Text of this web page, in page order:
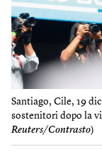
Santiago, Cile, 19
sostenitori dopo la
Reuters/Contrasto)